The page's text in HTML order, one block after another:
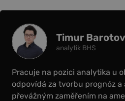
Timur Barotov
analytik BHS
Pracuje na pozici analytika u
odpovídá za tvorbu prognóz
převážným zaměřením na